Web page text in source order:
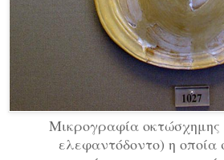
Μικρογραφία
ελεφαντόδοντο) η οποία